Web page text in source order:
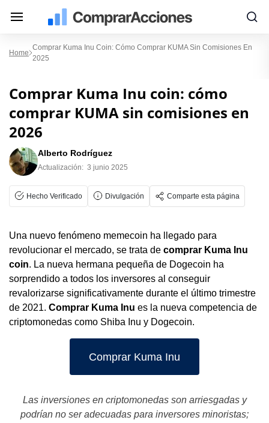
Home
Comprar Kuma Inu Coin: Cómo Comprar KUMA Sin Comisiones En
2025
Comprar Kuma Inu coin: cómo
comprar KUMA sin comisiones en
2026
Alberto Rodríguez
Actualización: 3 junio 2025
Hecho Verificado Divulgación Comparte esta página
Una nuevo fenómeno memecoin ha llegado para
revolucionar el mercado, se trata de comprar Kuma Inu
coin. La nueva hermana pequeña de Dogecoin ha
sorprendido a todos los inversores al conseguir
revalorizarse significativamente durante el último trimestre
de 2021. Comprar Kuma Inu es la nueva competencia de
criptomonedas como Shiba Inu y Dogecoin.
Comprar Kuma Inu
Las inversiones en criptomonedas son arriesgadas y
podrían no ser adecuadas para inversores minoristas;